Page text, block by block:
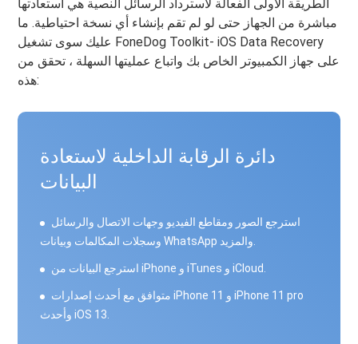
الطريقة الأولى الفعالة لاسترداد الرسائل النصية هي استعادتها
مباشرة من الجهاز حتى لو لم تقم بإنشاء أي نسخة احتياطية. ما
عليك سوى تشغيل FoneDog Toolkit- iOS Data Recovery
على جهاز الكمبيوتر الخاص بك واتباع عمليتها السهلة ، تحقق من
هذه:
دائرة الرقابة الداخلية لاستعادة
البيانات
استرجع الصور ومقاطع الفيديو وجهات الاتصال والرسائل
وسجلات المكالمات وبيانات WhatsApp والمزيد.
استرجع البيانات من iPhone و iTunes و iCloud.
متوافق مع أحدث إصدارات iPhone 11 و iPhone 11 pro
وأحدث iOS 13.